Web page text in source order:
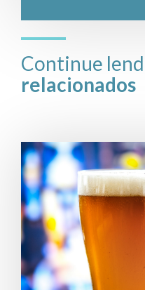
Continue
relacionados